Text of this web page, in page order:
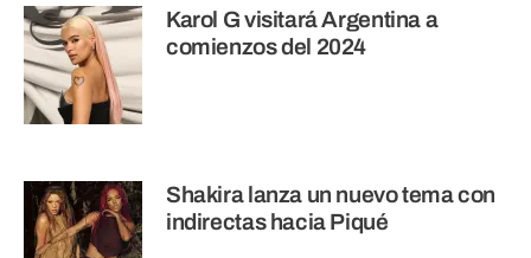
Karol G visitará Argentina a
comienzos del 2024
Shakira lanza un nuevo tema con
indirectas hacia Piqué